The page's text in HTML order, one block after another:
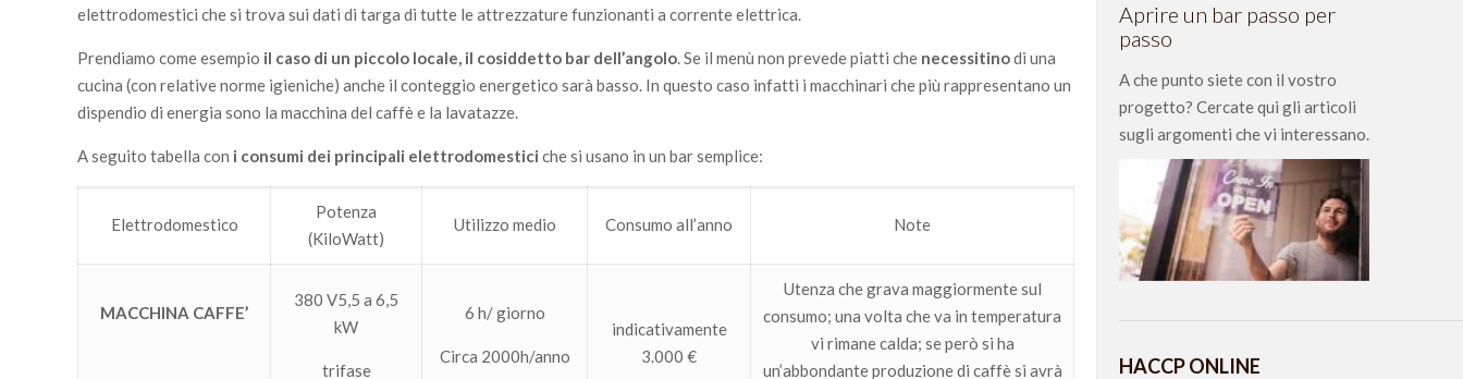
elettrodomestici che si trova sui dati di targa di tutte le attrezzature funzionanti a corrente elettrica.
Prendiamo come esempio il caso di un piccolo locale, il cosiddetto bar dell’angolo. Se il menù non prevede piatti che necessitinodi una
cucina (con relative norme igieniche) anche il conteggio energetico sarà basso. In questo caso infatti i macchinari che più rappresentano un
dispendio di energia sono la macchina del caffè e la lavatazze.
A seguito tabella con i consumi dei principali elettrodomesticiche si usano in un bar semplice:
Elettrodomestico
Potenza
(KiloWatt)
Utilizzo medio Consumo all’anno Note
MACCHINA CAFFE’
380 V5,5 a 6,5
kW
trifase
6 h/ giorno
Circa 2000h/anno
indicativamente
3.000 €
Utenza che grava maggiormente sul
consumo; una volta che va in temperatura
vi rimane calda; se però si ha
un’abbondante produzione di caffè si avrà
Aprire un bar passo per
passo
A che punto siete con il vostro
progetto? Cercate qui gli articoli
sugli argomenti che vi interessano.
HACCP ONLINE